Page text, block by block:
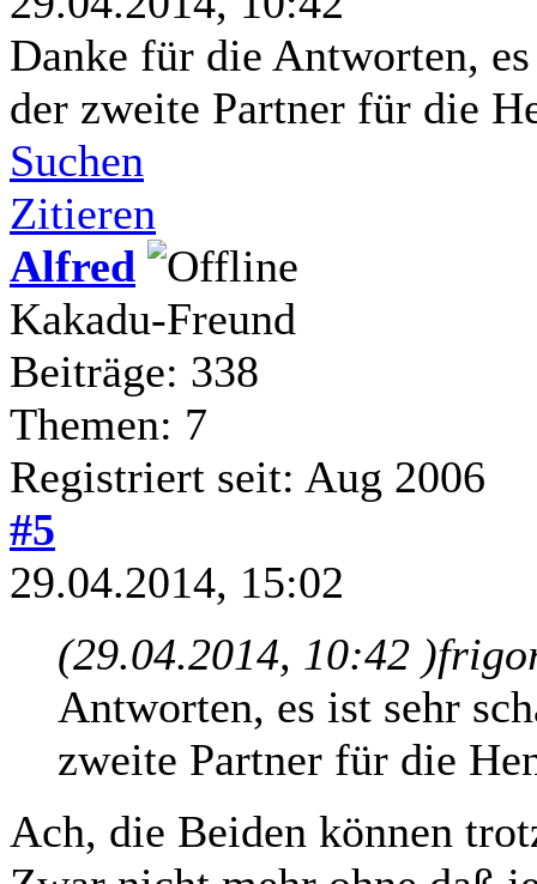
Danke für die Antworten,
der zweite Partner für die
Suchen
Zitieren
Alfred
Kakadu-Freund
Beiträge: 338
Themen: 7
Registriert seit: Aug 2006
#5
29.04.2014, 15:02
(29.04.2014, 10:42 )
Antworten, es ist sehr
zweite Partner für die
Ach, die Beiden können